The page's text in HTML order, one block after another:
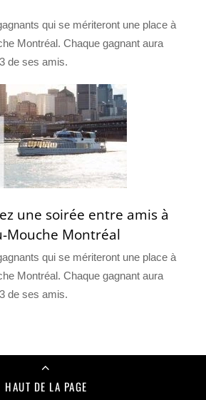
qui se mériteront une place à
Montréal. Chaque gagnant aura
de ses amis.
une soirée entre amis à
Mouche Montréal
qui se mériteront une place à
Montréal. Chaque gagnant aura
de ses amis.
HAUT DE LA PAGE